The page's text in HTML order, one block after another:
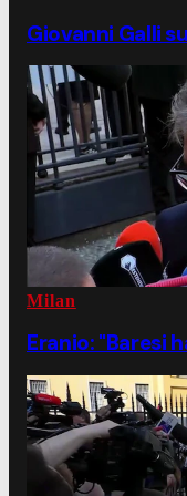
Giovanni Galli
Milan
Eranio: "Baresi